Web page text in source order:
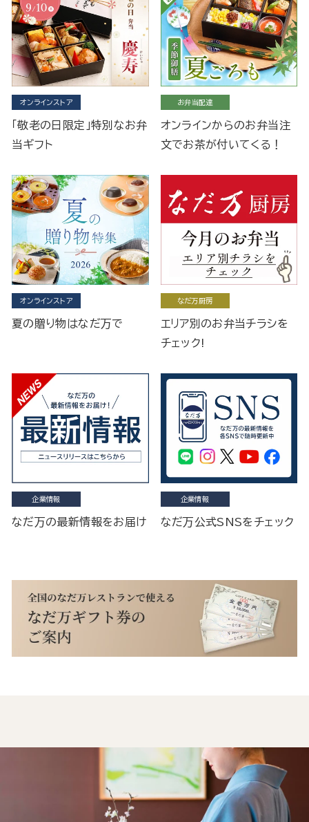
オンラインストア
「敬老の日限定」特別なお弁
当ギフト
お弁当配達
オンラインからのお弁当注
文でお茶が付いてくる！
オンラインストア
夏の贈り物はなだ万で
なだ万厨房
エリア別のお弁当チラシを
チェック!
企業情報
なだ万の最新情報をお届け
企業情報
なだ万公式SNSをチェック